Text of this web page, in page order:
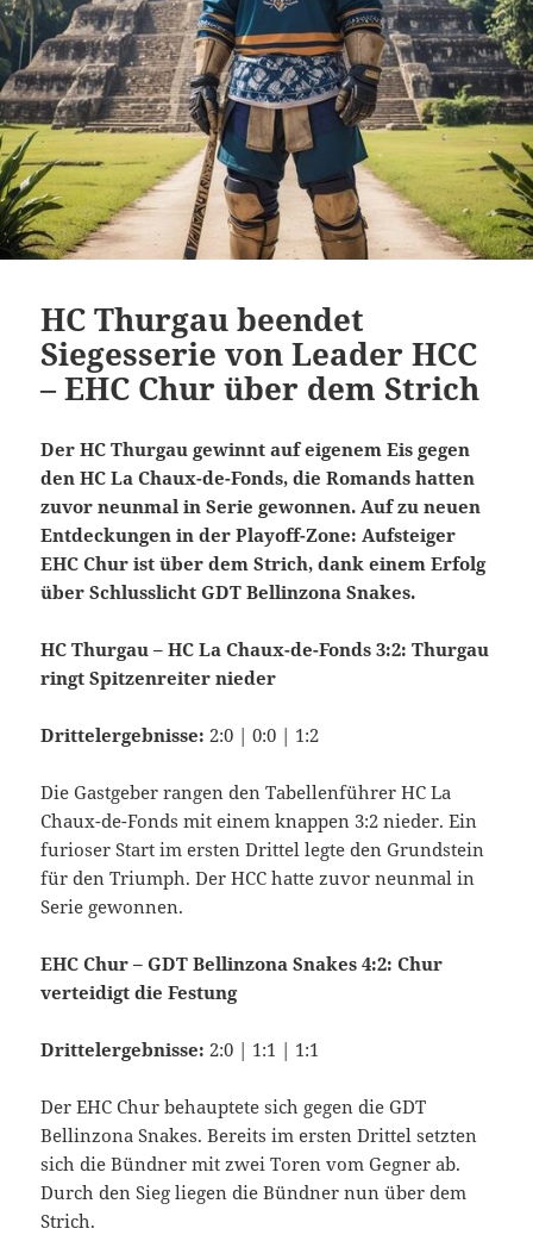
HC Thurgau beendet
Siegesserie von Leader HCC
– EHC Chur über dem Strich
Der HC Thurgau gewinnt auf eigenem Eis gegen
den HC La Chaux-de-Fonds, die Romands hatten
zuvor neunmal in Serie gewonnen. Auf zu neuen
Entdeckungen in der Playoff-Zone: Aufsteiger
EHC Chur ist über dem Strich, dank einem Erfolg
über Schlusslicht GDT Bellinzona Snakes.
HC Thurgau – HC La Chaux-de-Fonds 3:2: Thurgau
ringt Spitzenreiter nieder
Drittelergebnisse: 2:0 | 0:0 | 1:2
Die Gastgeber rangen den Tabellenführer HC La
Chaux-de-Fonds mit einem knappen 3:2 nieder. Ein
furioser Start im ersten Drittel legte den Grundstein
für den Triumph. Der HCC hatte zuvor neunmal in
Serie gewonnen.
EHC Chur – GDT Bellinzona Snakes 4:2: Chur
verteidigt die Festung
Drittelergebnisse: 2:0 | 1:1 | 1:1
Der EHC Chur behauptete sich gegen die GDT
Bellinzona Snakes. Bereits im ersten Drittel setzten
sich die Bündner mit zwei Toren vom Gegner ab.
Durch den Sieg liegen die Bündner nun über dem
Strich.